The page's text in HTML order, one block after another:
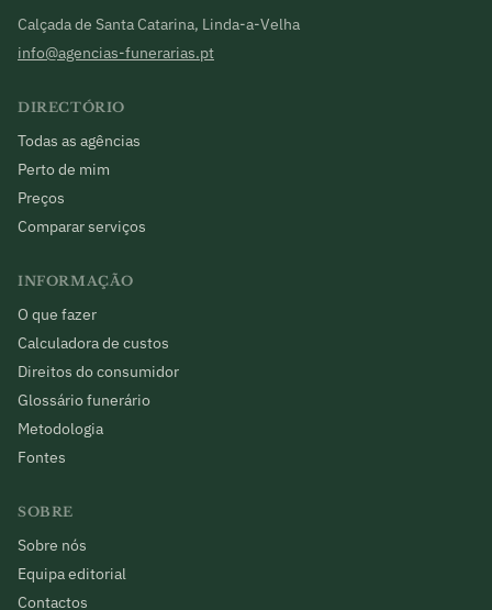
Calçada de Santa Catarina, Linda-a-Velha
info@agencias-funerarias.pt
DIRECTÓRIO
Todas as agências
Perto de mim
Preços
Comparar serviços
INFORMAÇÃO
O que fazer
Calculadora de custos
Direitos do consumidor
Glossário funerário
Metodologia
Fontes
SOBRE
Sobre nós
Equipa editorial
Contactos